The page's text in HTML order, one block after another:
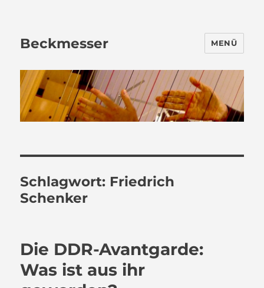
Beckmesser MENÜ
Schlagwort: Friedrich
Schenker
Die DDR-Avantgarde:
Was ist aus ihr